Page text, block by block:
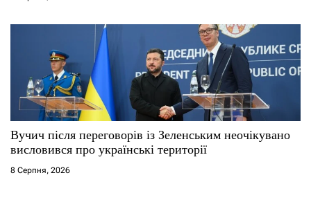
Вучич після переговорів із Зеленським неочікувано
висловився про українські території
8 Серпня, 2026